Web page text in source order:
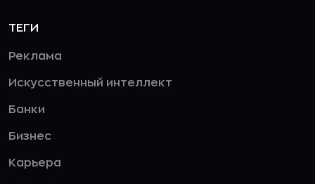
ТЕГИ
Реклама
Искусственный интеллект
Банки
Бизнес
Карьера